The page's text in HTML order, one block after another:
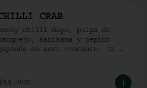
CRAB
chilli mayo, pulpa de
kanikama y pepino
en nori crocante. (2